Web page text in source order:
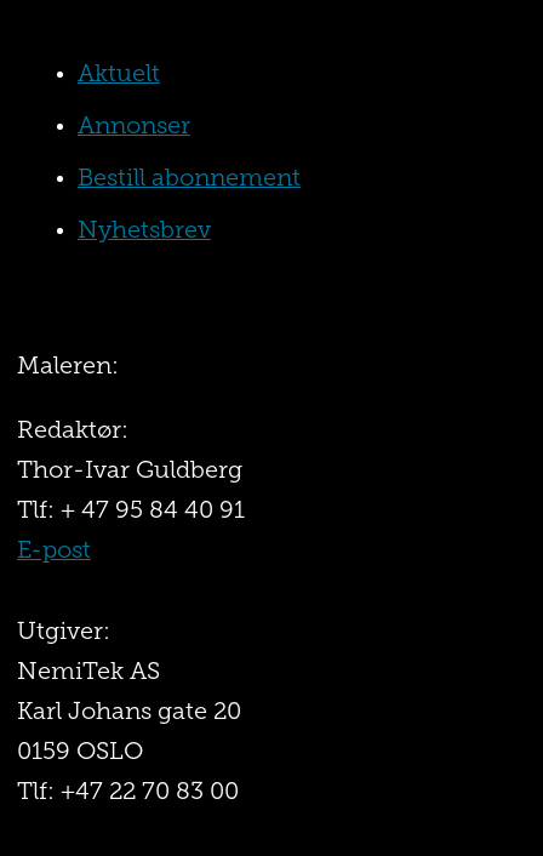
Aktuelt
Annonser
Bestill abonnement
Nyhetsbrev
Maleren:
Redaktør:
Thor-Ivar Guldberg
Tlf: + 47 95 84 40 91
E-post
Utgiver:
NemiTek AS
Karl Johans gate 20
0159 OSLO
Tlf: +47 22 70 83 00